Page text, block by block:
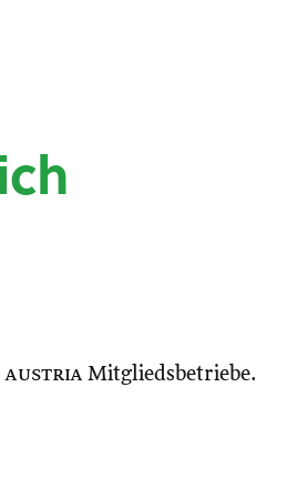
austria Mitgliedsbetriebe.